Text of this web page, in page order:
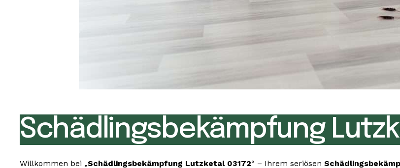
Schädlingsbekämpfung
Willkommen bei „Schädlingsbekämpfung Lutzketal 03172“ – Ihrem seriösen